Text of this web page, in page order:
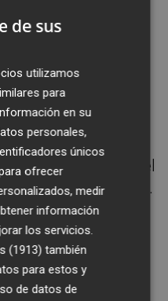
de
Urbana
mínimos en
las islas y en hasta
este martes 6
a la huelga con el
derechos laborales.
asegura que "el
en las
colectivo "le ha
paso".
de sus
utilizamos
para
en su
personales,
únicos
ofrecer
medir
información
los servicios.
(1913) también
para estos y
de datos de